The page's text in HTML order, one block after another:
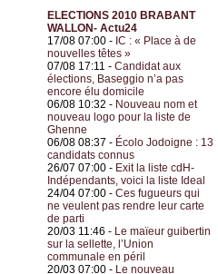
ELECTIONS 2010 BRABANT
WALLON- Actu24
17/08 07:00 - IC : « Place à de
nouvelles têtes »
07/08 17:11 - Candidat aux
élections, Baseggio n’a pas
encore élu domicile
06/08 10:32 - Nouveau nom et
nouveau logo pour la liste de
Ghenne
06/08 08:37 - Écolo Jodoigne : 13
candidats connus
26/07 07:00 - Exit la liste cdH-
Indépendants, voici la liste Ideal
24/04 07:00 - Ces fugueurs qui
ne veulent pas rendre leur carte
de parti
20/03 11:46 - Le maïeur guibertin
sur la sellette, l’Union
communale en péril
20/03 07:00 - Le nouveau